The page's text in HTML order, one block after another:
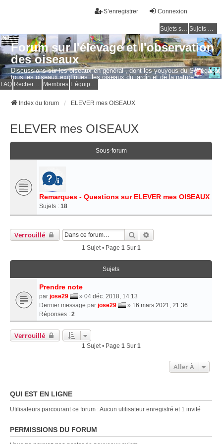
Connexion
S’enregistrer
Sujets sans réponse Sujets actifs
Forum sur l'élevage et l'observation
des oiseaux
Discussions sur les oiseaux en général , dont les youyous du Sénégal et
tous les oiseaux exotiques, les oiseaux du jardin et de la nature.
Questions, photos, expériences.
FAQ Membres
Index du forum ELEVER mes OISEAUX
ELEVER mes OISEAUX
Sous-forum
Remarques - Questions sur ELEVER mes OISEAUX
Sujets : 18
Verrouillé Rechercher
1 Sujet • Page 1 Sur 1
Sujets
Prendre note
par jose29
» 04 déc. 2018, 14:13
Dernier message par jose29 » 16 mars 2021, 21:36
Réponses : 2
Verrouillé
1 Sujet • Page 1 Sur 1
Aller À
QUI EST EN LIGNE
Utilisateurs parcourant ce forum : Aucun utilisateur enregistré et 1 invité
PERMISSIONS DU FORUM